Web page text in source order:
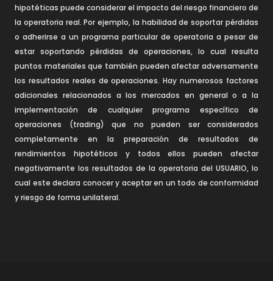
hipotéticas puede considerar el impacto del riesgo financiero de
la operatoria real. Por ejemplo, la habilidad de soportar pérdidas
o adherirse a un programa particular de operatoria a pesar de
estar soportando pérdidas de operaciones, lo cual resulta
puntos materiales que también pueden afectar adversamente
los resultados reales de operaciones. Hay numerosos factores
adicionales relacionados a los mercados en general o a la
implementación de cualquier programa específico de
operaciones (trading) que no pueden ser considerados
completamente en la preparación de resultados de
rendimientos hipotéticos y todos ellos pueden afectar
negativamente los resultados de la operatoria del USUARIO, lo
cual este declara conocer y aceptar en un todo de conformidad
y riesgo de forma unilateral.